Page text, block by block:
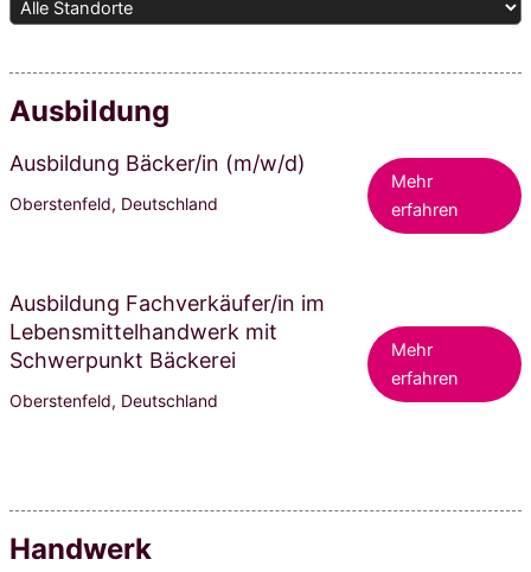
Ausbildung
Ausbildung Bäcker/in (m/w/d)
Oberstenfeld, Deutschland
Mehr
erfahren
Ausbildung Fachverkäufer/in im
Lebensmittelhandwerk mit
Schwerpunkt Bäckerei
Oberstenfeld, Deutschland
Mehr
erfahren
Handwerk